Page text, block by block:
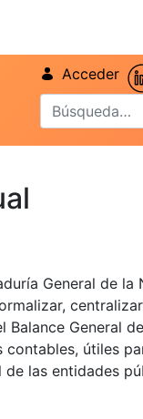
Acceder
General de la
General
útiles
las entidades